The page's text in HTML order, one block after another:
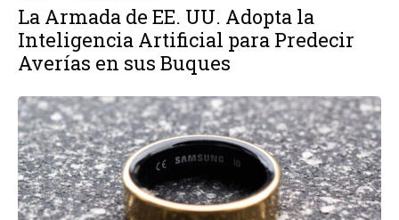
La Armada de EE. UU. Adopta la
Inteligencia Artificial para Predecir
Averías en sus Buques